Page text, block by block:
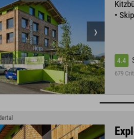
•
4.4
679